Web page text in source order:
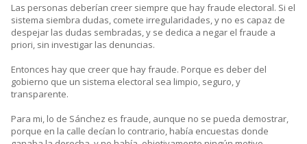
Las personas deberían creer siempre que hay fraude electoral. Si el
sistema siembra dudas, comete irregularidades, y no es capaz de
despejar las dudas sembradas, y se dedica a negar el fraude a
priori, sin investigar las denuncias.
Entonces hay que creer que hay fraude. Porque es deber del
gobierno que un sistema electoral sea limpio, seguro, y
transparente.
Para mi, lo de Sánchez es fraude, aunque no se pueda demostrar,
porque en la calle decían lo contrario, había encuestas donde